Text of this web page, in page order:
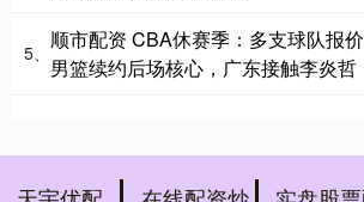
5、
顺市配资 CBA休赛季：多支球队报
男篮续约后场核心，广东接触李炎